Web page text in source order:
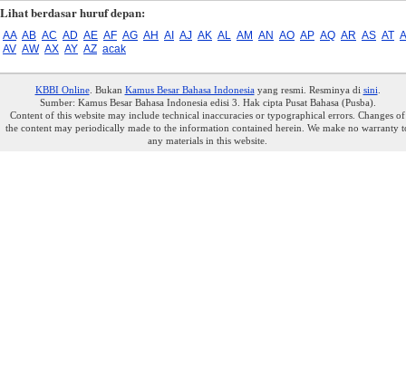
Lihat berdasar huruf depan:
AA AB AC AD AE AF AG AH AI AJ AK AL AM AN AO AP AQ AR AS AT
AV AW AX AY AZ acak
KBBI Online. Bukan Kamus Besar Bahasa Indonesiayang resmi. Resminya di sini.
Sumber: Kamus Besar Bahasa Indonesia edisi 3. Hak cipta Pusat Bahasa (Pusba).
Content of this website may include technical inaccuracies or typographical errors. Changes of
the content may periodically made to the information contained herein. We make no warranty
any materials in this website.